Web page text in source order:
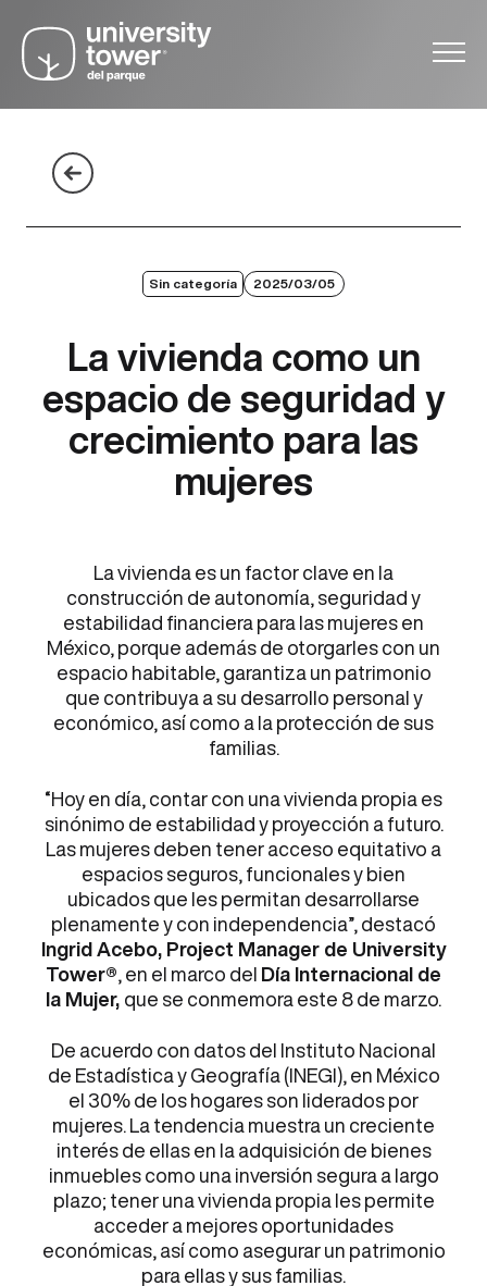
Sin categoría 2025/03/05
La vivienda como un
espacio de seguridad y
crecimiento para las
mujeres
La vivienda es un factor clave en la
construcción de autonomía, seguridad y
estabilidad financiera para las mujeres en
México, porque además de otorgarles con un
espacio habitable, garantiza un patrimonio
que contribuya a su desarrollo personal y
económico, así como a la protección de sus
familias.
“Hoy en día, contar con una vivienda propia es
sinónimo de estabilidad y proyección a futuro.
Las mujeres deben tener acceso equitativo a
espacios seguros, funcionales y bien
ubicados que les permitan desarrollarse
plenamente y con independencia”, destacó
Ingrid Acebo, Project Manager de University
Tower® , en el marco del Día Internacional de
la Mujer, que se conmemora este 8 de marzo.
De acuerdo con datos del Instituto Nacional
de Estadística y Geografía (INEGI), en México
el 30% de los hogares son liderados por
mujeres. La tendencia muestra un creciente
interés de ellas en la adquisición de bienes
inmuebles como una inversión segura a largo
plazo; tener una vivienda propia les permite
acceder a mejores oportunidades
económicas, así como asegurar un patrimonio
para ellas y sus familias.